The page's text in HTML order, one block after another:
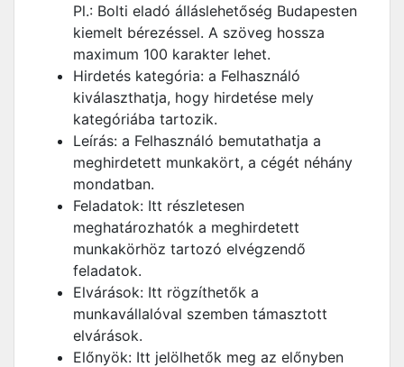
Pl.: Bolti eladó álláslehetőség Budapesten
kiemelt bérezéssel. A szöveg hossza
maximum 100 karakter lehet.
Hirdetés kategória: a Felhasználó
kiválaszthatja, hogy hirdetése mely
kategóriába tartozik.
Leírás: a Felhasználó bemutathatja a
meghirdetett munkakört, a cégét néhány
mondatban.
Feladatok: Itt részletesen
meghatározhatók a meghirdetett
munkakörhöz tartozó elvégzendő
feladatok.
Elvárások: Itt rögzíthetők a
munkavállalóval szemben támasztott
elvárások.
Előnyök: Itt jelölhetők meg az előnyben